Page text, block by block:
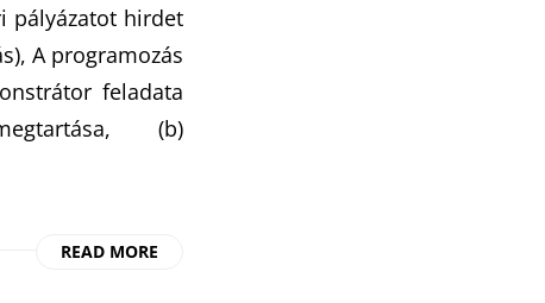
pályázatot hirdet
A programozás
feladata
megtartása, (b)
READ MORE